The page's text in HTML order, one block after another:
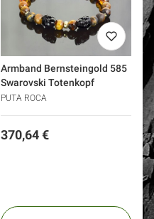
Armband Bernsteingold 585
Swarovski Totenkopf
PUTA ROCA
Preis
370,64 €